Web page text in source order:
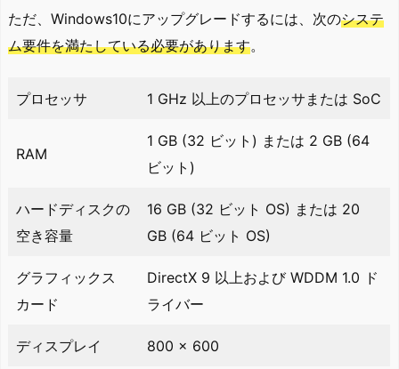
ただ、Windows10にアップグレードするには、次のシステ
ム要件を満たしている必要があります。
プロセッサ 1 GHz 以上のプロセッサまたは SoC
RAM
1 GB (32 ビット) または 2 GB (64
ビット)
ハードディスクの
空き容量
16 GB (32 ビット OS) または 20
GB (64 ビット OS)
グラフィックス
カード
DirectX 9 以上および WDDM 1.0 ド
ライバー
ディスプレイ 800 x 600